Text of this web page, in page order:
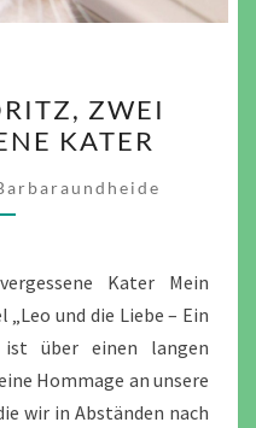
ZWEI
KATER
Kater Mein
und die Liebe – Ein
über einen langen
Hommage an unsere
wir in Abständen nach